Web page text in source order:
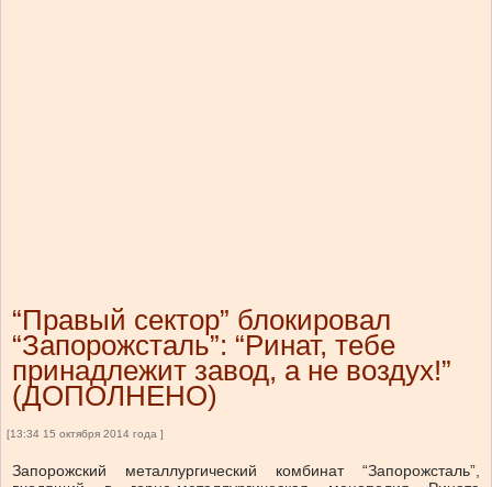
“Правый сектор” блокировал
“Запорожсталь”: “Ринат, тебе
принадлежит завод, а не воздух!”
(ДОПОЛНЕНО)
[13:34 15 октября 2014 года ]
Запорожский металлургический комбинат “Запорожсталь”,